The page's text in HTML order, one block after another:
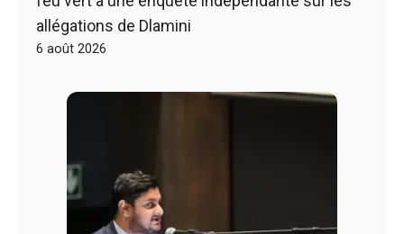
allégations de Dlamini
6 août 2026